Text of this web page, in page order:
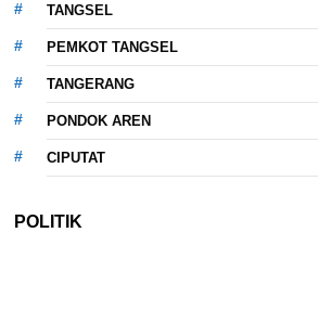
TANGSEL
PEMKOT TANGSEL
TANGERANG
PONDOK AREN
CIPUTAT
POLITIK